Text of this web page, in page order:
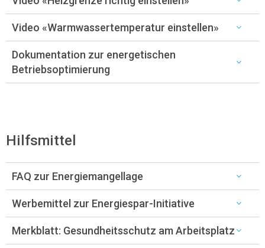
Video «Warmwassertemperatur einstellen»
Dokumentation zur energetischen
Betriebsoptimierung
Hilfsmittel
FAQ zur Energiemangellage
Werbemittel zur Energiespar-Initiative
Merkblatt: Gesundheitsschutz am Arbeitsplatz